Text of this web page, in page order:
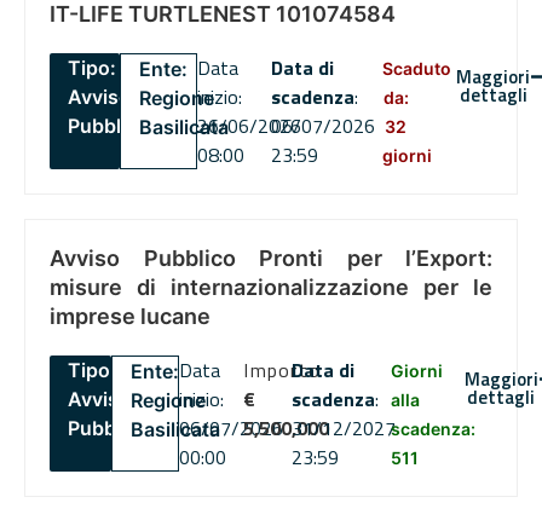
IT-LIFE TURTLENEST 101074584
Tipo:
Avviso
Pubblico
Ente:
Regione
Basilicata
Data
inizio:
26/06/2026
08:00
Data di
scadenza:
06/07/2026
23:59
Scaduto
da:
32
giorni
Maggiori
dettagli
Avviso Pubblico Pronti per l’Export:
misure di internazionalizzazione per le
imprese lucane
Tipo:
Avviso
Pubblico
Ente:
Regione
Basilicata
Data
inizio:
06/07/2026
00:00
Importo
€
5,500,000
Data di
scadenza:
31/12/2027
23:59
Giorni
alla
scadenza:
511
Maggiori
dettagli